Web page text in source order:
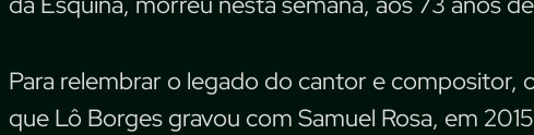
Para relembrar o legado do cantor e compositor,
que Lô Borges gravou com Samuel Rosa, em